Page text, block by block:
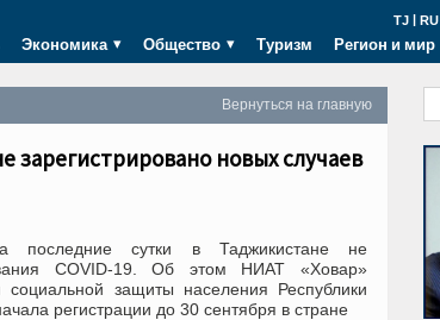
TJ | RU
Экономика Общество Туризм Регион и мир
Вернуться на главную
зарегистрировано новых случаев
сутки в Таджикистане не
COVID-19. Об этом НИАТ «Ховар»
защиты населения Республики
регистрации до 30 сентября в стране